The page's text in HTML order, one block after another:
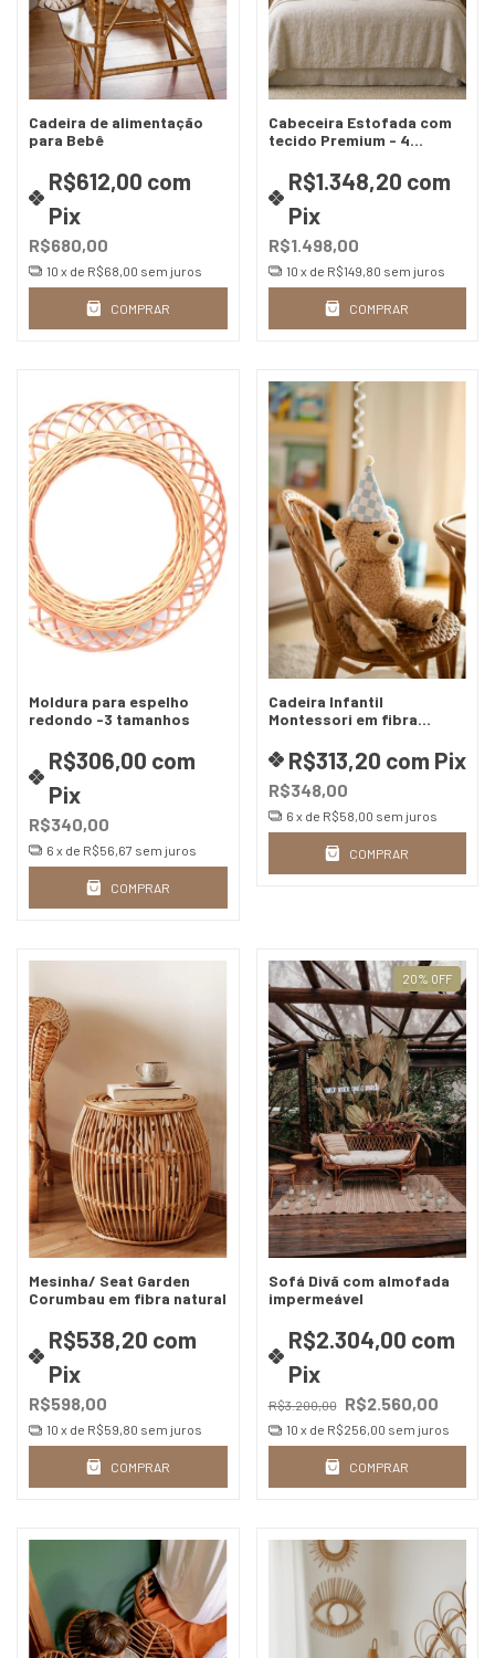
Cadeira de alimentação
para Bebê
R$680,00
R$612,00 com
Pix
10 x de R$68,00 sem juros
COMPRAR
Cabeceira Estofada com
tecido Premium - 4
(escolha o tecido)
R$1.498,00
R$1.348,20 com
Pix
10 x de R$149,80 sem juros
COMPRAR
Moldura para espelho
redondo -3 tamanhos
R$340,00
R$306,00 com
Pix
6 x de R$56,67 sem juros
COMPRAR
Cadeira Infantil
Montessori em fibra
R$348,00
R$313,20 com Pix
6 x de R$58,00 sem juros
COMPRAR
Mesinha/ Seat Garden
Corumbau em fibra natural
R$598,00
R$538,20 com
Pix
10 x de R$59,80 sem juros
COMPRAR
20% OFF
Sofá Divã com almofada
impermeável
R$3.200,00 R$2.560,00
R$2.304,00 com
Pix
10 x de R$256,00 sem juros
COMPRAR